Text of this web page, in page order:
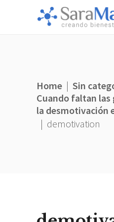
Home | Sin
Cuando faltan las
la desmotivación
| demotivation